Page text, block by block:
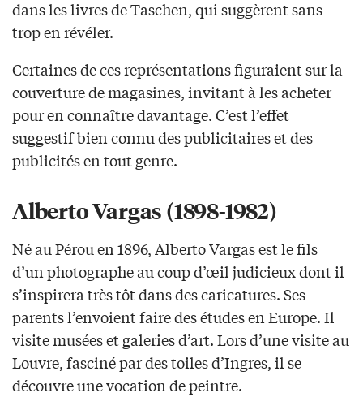
dans les livres de Taschen, qui suggèrent sans
trop en révéler.
Certaines de ces représentations figuraient sur la
couverture de magasines, invitant à les acheter
pour en connaître davantage. C’est l’effet
suggestif bien connu des publicitaires et des
publicités en tout genre.
Alberto Vargas (1898-1982)
Né au Pérou en 1896, Alberto Vargas est le fils
d’un photographe au coup d’œil judicieux dont il
s’inspirera très tôt dans des caricatures. Ses
parents l’envoient faire des études en Europe. Il
visite musées et galeries d’art. Lors d’une visite au
Louvre, fasciné par des toiles d’Ingres, il se
découvre une vocation de peintre.